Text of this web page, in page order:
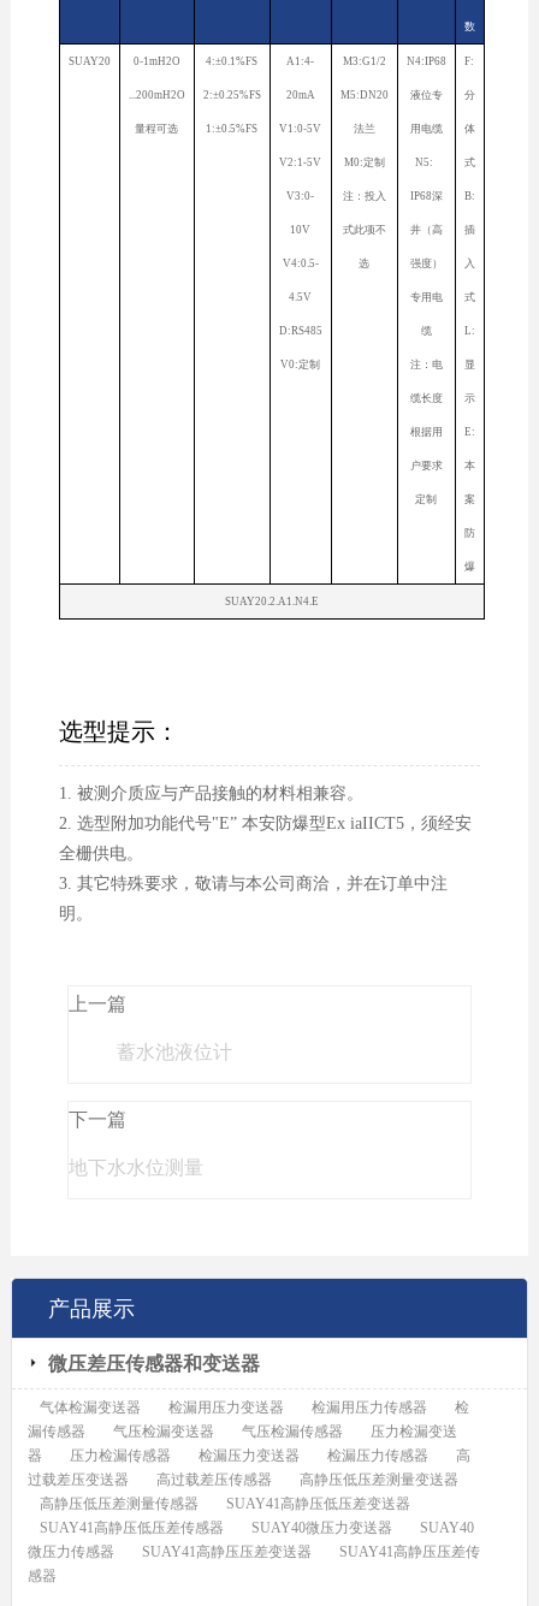
数
SUAY20 0-1mH2O
...200mH2O
量程可选
4:±0.1%FS
2:±0.25%FS
1:±0.5%FS
A1:4-
20mA
V1:0-5V
V2:1-5V
V3:0-
10V
V4:0.5-
4.5V
D:RS485
V0:定制
M3:G1/2
M5:DN20
法兰
M0:定制
注：投入
式此项不
选
N4:IP68
液位专
用电缆
N5:
IP68深
井（高
强度）
专用电
缆
注：电
缆长度
根据用
户要求
定制
F:
分
体
式
B:
插
入
式
L:
显
示
E:
本
案
防
爆
SUAY20.2.A1.N4.E
选型提示：
1. 被测介质应与产品接触的材料相兼容。
2. 选型附加功能代号"E” 本安防爆型Ex iaIICT5，须经安
全栅供电。
3. 其它特殊要求，敬请与本公司商洽，并在订单中注
明。
上一篇
蓄水池液位计
下一篇
地下水水位测量
产品展示
微压差压传感器和变送器
气体检漏变送器 检漏用压力变送器 检漏用压力传感器
检
漏传感器
气压检漏变送器 气压检漏传感器
压力检漏变送
器
压力检漏传感器 检漏压力变送器 检漏压力传感器
高
过载差压变送器
高过载差压传感器
高静压低压差测量变送器
高静压低压差测量传感器
SUAY41高静压低压差变送器
SUAY41高静压低压差传感器
SUAY40微压力变送器
SUAY40
微压力传感器
SUAY41高静压压差变送器
SUAY41高静压压差传
感器